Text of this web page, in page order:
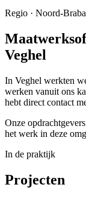
Regio · Noord-
Veghel
In Veghel werkten
werken vanuit ons
hebt direct contact
Onze
het werk in deze
In de praktijk
Projecten